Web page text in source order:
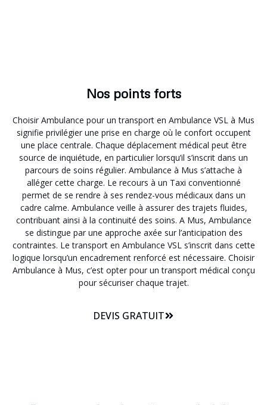
Nos points forts
Choisir Ambulance pour un transport en Ambulance VSL à Mus
signifie privilégier une prise en charge où le confort occupent
une place centrale. Chaque déplacement médical peut être
source de inquiétude, en particulier lorsqu’il s’inscrit dans un
parcours de soins régulier. Ambulance à Mus s’attache à
alléger cette charge. Le recours à un Taxi conventionné
permet de se rendre à ses rendez-vous médicaux dans un
cadre calme. Ambulance veille à assurer des trajets fluides,
contribuant ainsi à la continuité des soins. A Mus, Ambulance
se distingue par une approche axée sur l’anticipation des
contraintes. Le transport en Ambulance VSL s’inscrit dans cette
logique lorsqu’un encadrement renforcé est nécessaire. Choisir
Ambulance à Mus, c’est opter pour un transport médical conçu
pour sécuriser chaque trajet.
DEVIS GRATUIT